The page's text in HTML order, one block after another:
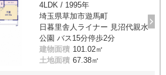
4LDK / 1995年
埼玉県草加市遊馬町
日暮里舎人ライナー 見沼代親水
公園 バス15分停歩2分
建物面積 101.02㎡
土地面積 67.38㎡